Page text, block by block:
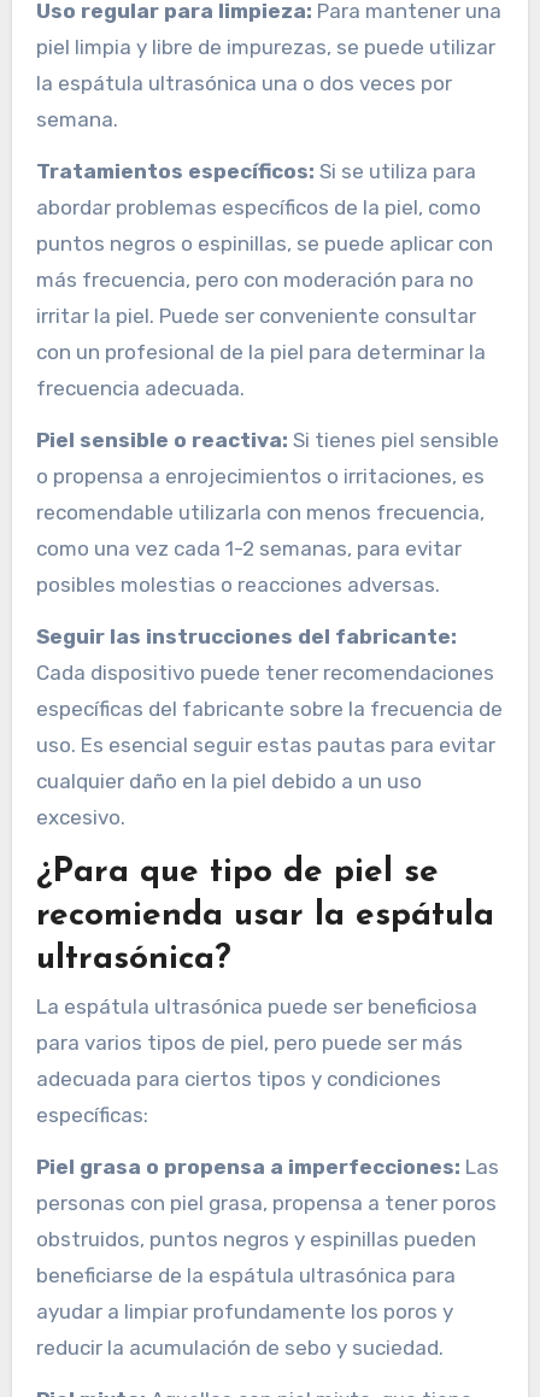
Uso regular para limpieza: Para mantener una
piel limpia y libre de impurezas, se puede utilizar
la espátula ultrasónica una o dos veces por
semana.
Tratamientos específicos: Si se utiliza para
abordar problemas específicos de la piel, como
puntos negros o espinillas, se puede aplicar con
más frecuencia, pero con moderación para no
irritar la piel. Puede ser conveniente consultar
con un profesional de la piel para determinar la
frecuencia adecuada.
Piel sensible o reactiva: Si tienes piel sensible
o propensa a enrojecimientos o irritaciones, es
recomendable utilizarla con menos frecuencia,
como una vez cada 1-2 semanas, para evitar
posibles molestias o reacciones adversas.
Seguir las instrucciones del fabricante:
Cada dispositivo puede tener recomendaciones
específicas del fabricante sobre la frecuencia de
uso. Es esencial seguir estas pautas para evitar
cualquier daño en la piel debido a un uso
excesivo.
¿Para que tipo de piel se
recomienda usar la espátula
ultrasónica?
La espátula ultrasónica puede ser beneficiosa
para varios tipos de piel, pero puede ser más
adecuada para ciertos tipos y condiciones
específicas:
Piel grasa o propensa a imperfecciones: Las
personas con piel grasa, propensa a tener poros
obstruidos, puntos negros y espinillas pueden
beneficiarse de la espátula ultrasónica para
ayudar a limpiar profundamente los poros y
reducir la acumulación de sebo y suciedad.